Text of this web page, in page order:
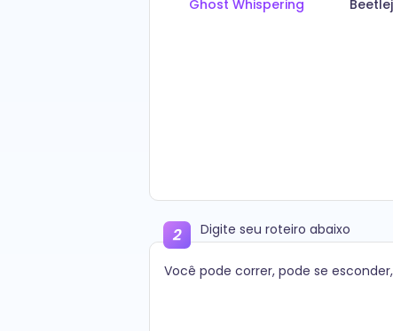
Ghost Whispering
Digite seu roteiro abaixo